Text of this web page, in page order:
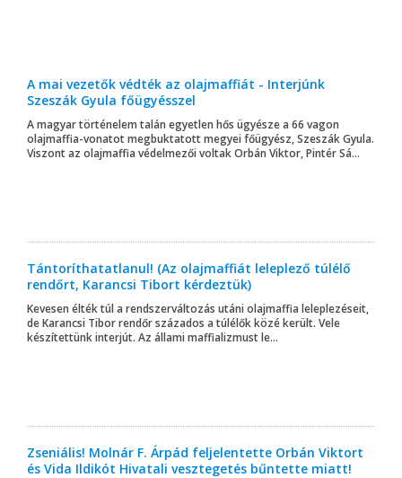
A mai vezetők védték az olajmaffiát - Interjúnk
Szeszák Gyula főügyésszel
A magyar történelem talán egyetlen hős ügyésze a 66 vagon
olajmaffia-vonatot megbuktatott megyei főügyész, Szeszák Gyula.
Viszont az olajmaffia védelmezői voltak Orbán Viktor, Pintér Sá...
Tántoríthatatlanul! (Az olajmaffiát leleplező túlélő
rendőrt, Karancsi Tibort kérdeztük)
Kevesen élték túl a rendszerváltozás utáni olajmaffia leleplezéseit,
de Karancsi Tibor rendőr százados a túlélők közé került. Vele
készítettünk interjút. Az állami maffializmust le...
Zseniális! Molnár F. Árpád feljelentette Orbán Viktort
és Vida Ildikót Hivatali vesztegetés bűntette miatt!